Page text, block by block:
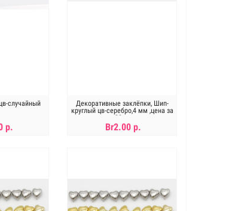
случайный
р.
Декоративные заклёпки, Шип-
круглый цв-серебро,4 мм ,цена за
20шт
Br2.00 р.